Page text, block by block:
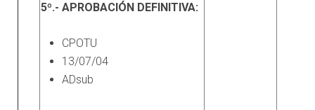
5º.- APROBACIÓN DEFINITIVA:
CPOTU
13/07/04
ADsub